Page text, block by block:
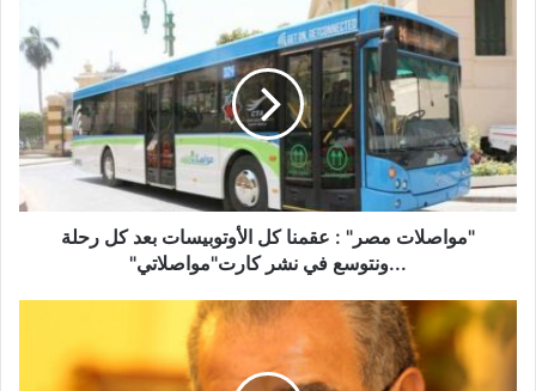
الأوتوبيسات
بعد
كل
رحلة
...ونتوسع
كارت"مواصلاتي"
"مواصلات مصر" : عقمنا كل الأوتوبيسات بعد كل رحلة
...ونتوسع في نشر كارت"مواصلاتي"
تعديل
مواعيد